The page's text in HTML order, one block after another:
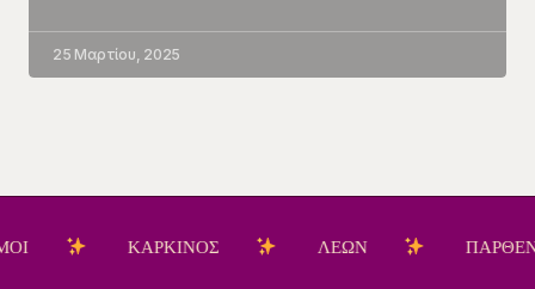
25 Μαρτίου, 2025
ΚΑΡΚΙΝΟΣ ΛΕΩΝ ΠΑΡΘΕΝΟΣ